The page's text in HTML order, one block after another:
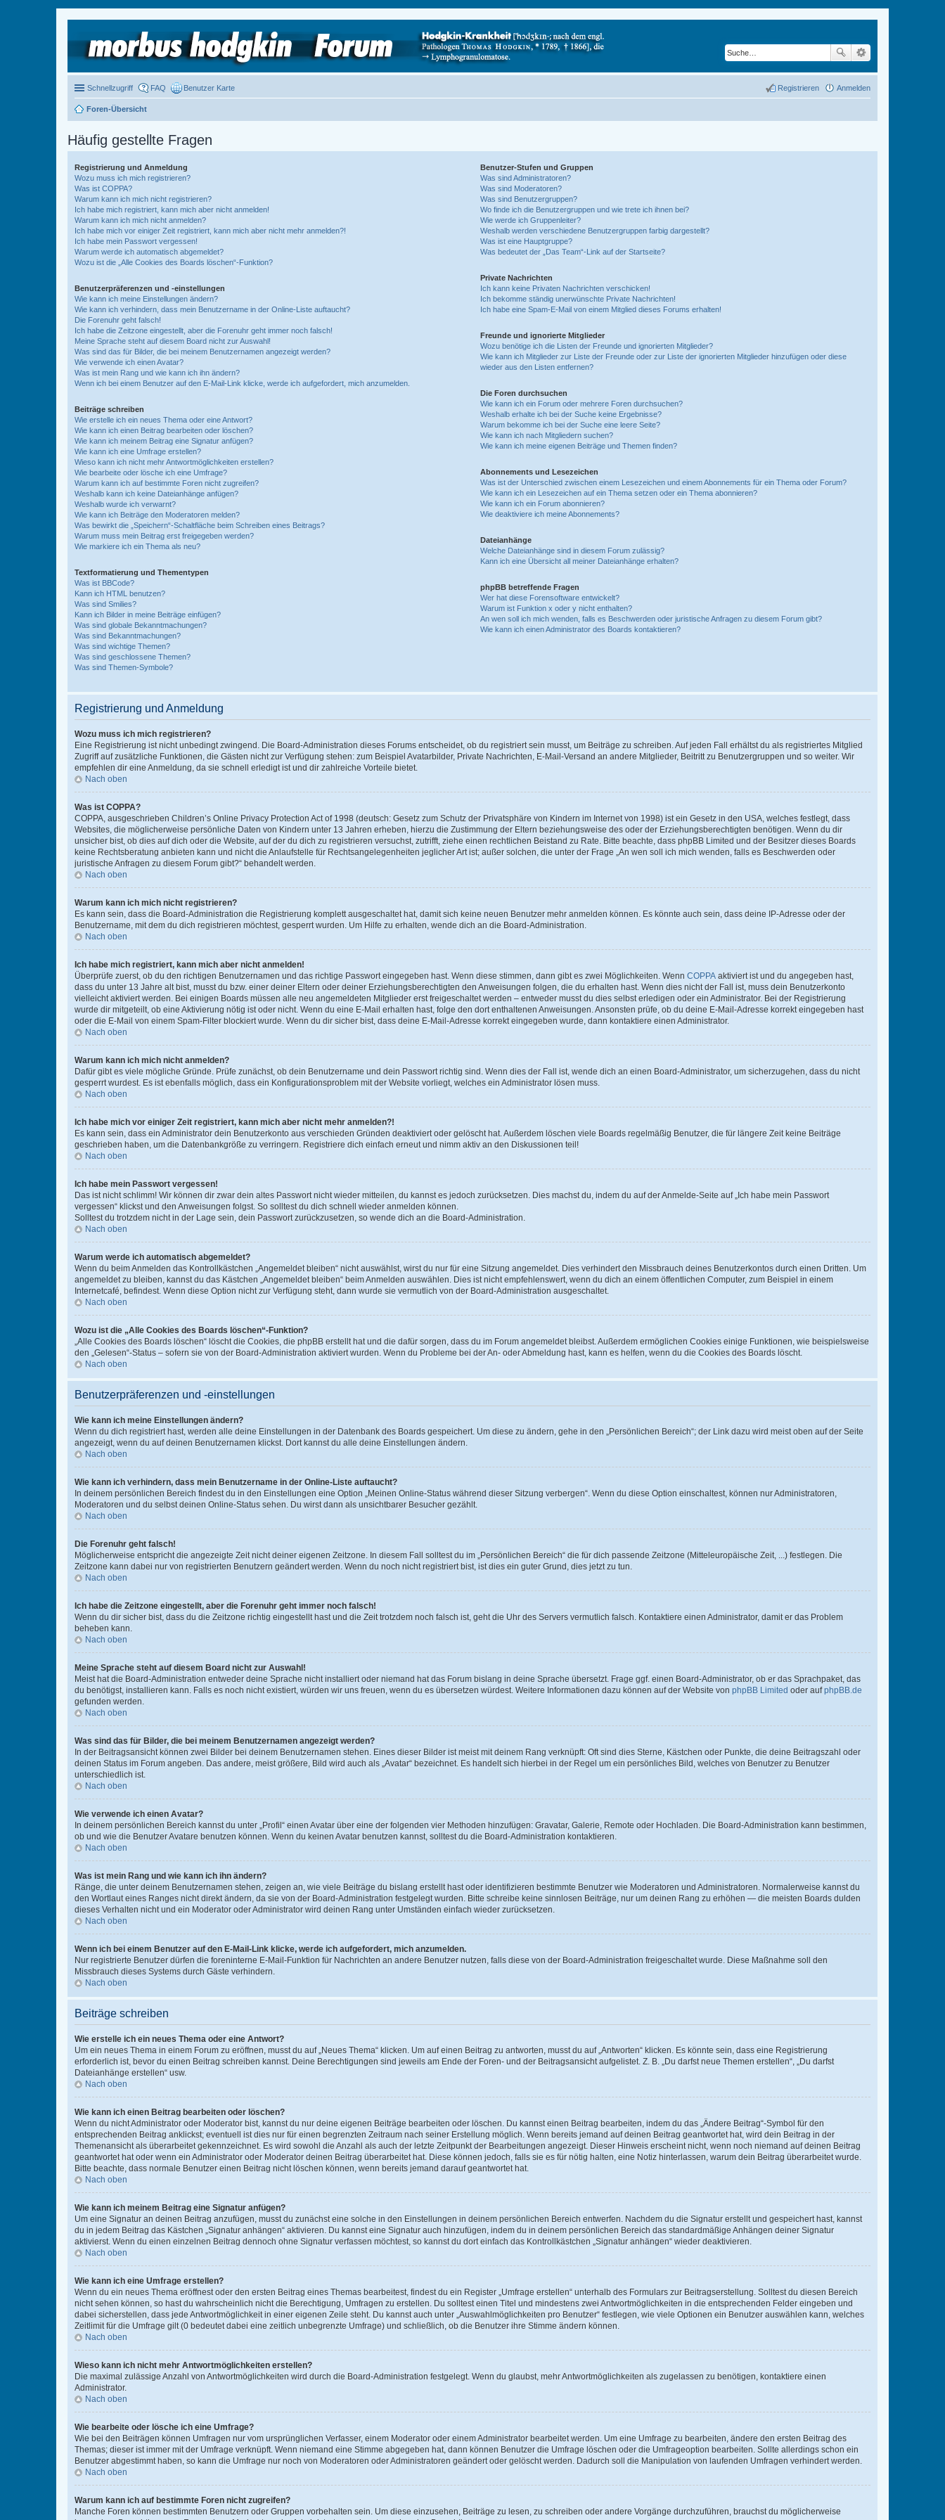
Schnellzugriff FAQ Benutzer Karte Anmelden
Registrieren
Foren-Übersicht
Häufig gestellte Fragen
Registrierung und Anmeldung
Wozu muss ich mich registrieren?
Was ist COPPA?
Warum kann ich mich nicht registrieren?
Ich habe mich registriert, kann mich aber nicht anmelden!
Warum kann ich mich nicht anmelden?
Ich habe mich vor einiger Zeit registriert, kann mich aber nicht mehr anmelden?!
Ich habe mein Passwort vergessen!
Warum werde ich automatisch abgemeldet?
Wozu ist die „Alle Cookies des Boards löschen“-Funktion?
Benutzerpräferenzen und -einstellungen
Wie kann ich meine Einstellungen ändern?
Wie kann ich verhindern, dass mein Benutzername in der Online-Liste auftaucht?
Die Forenuhr geht falsch!
Ich habe die Zeitzone eingestellt, aber die Forenuhr geht immer noch falsch!
Meine Sprache steht auf diesem Board nicht zur Auswahl!
Was sind das für Bilder, die bei meinem Benutzernamen angezeigt werden?
Wie verwende ich einen Avatar?
Was ist mein Rang und wie kann ich ihn ändern?
Wenn ich bei einem Benutzer auf den E-Mail-Link klicke, werde ich aufgefordert, mich anzumelden.
Beiträge schreiben
Wie erstelle ich ein neues Thema oder eine Antwort?
Wie kann ich einen Beitrag bearbeiten oder löschen?
Wie kann ich meinem Beitrag eine Signatur anfügen?
Wie kann ich eine Umfrage erstellen?
Wieso kann ich nicht mehr Antwortmöglichkeiten erstellen?
Wie bearbeite oder lösche ich eine Umfrage?
Warum kann ich auf bestimmte Foren nicht zugreifen?
Weshalb kann ich keine Dateianhänge anfügen?
Weshalb wurde ich verwarnt?
Wie kann ich Beiträge den Moderatoren melden?
Was bewirkt die „Speichern“-Schaltfläche beim Schreiben eines Beitrags?
Warum muss mein Beitrag erst freigegeben werden?
Wie markiere ich ein Thema als neu?
Textformatierung und Thementypen
Was ist BBCode?
Kann ich HTML benutzen?
Was sind Smilies?
Kann ich Bilder in meine Beiträge einfügen?
Was sind globale Bekanntmachungen?
Was sind Bekanntmachungen?
Was sind wichtige Themen?
Was sind geschlossene Themen?
Was sind Themen-Symbole?
Benutzer-Stufen und Gruppen
Was sind Administratoren?
Was sind Moderatoren?
Was sind Benutzergruppen?
Wo finde ich die Benutzergruppen und wie trete ich ihnen bei?
Wie werde ich Gruppenleiter?
Weshalb werden verschiedene Benutzergruppen farbig dargestellt?
Was ist eine Hauptgruppe?
Was bedeutet der „Das Team“-Link auf der Startseite?
Private Nachrichten
Ich kann keine Privaten Nachrichten verschicken!
Ich bekomme ständig unerwünschte Private Nachrichten!
Ich habe eine Spam-E-Mail von einem Mitglied dieses Forums erhalten!
Freunde und ignorierte Mitglieder
Wozu benötige ich die Listen der Freunde und ignorierten Mitglieder?
Wie kann ich Mitglieder zur Liste der Freunde oder zur Liste der ignorierten Mitglieder hinzufügen oder diese
wieder aus den Listen entfernen?
Die Foren durchsuchen
Wie kann ich ein Forum oder mehrere Foren durchsuchen?
Weshalb erhalte ich bei der Suche keine Ergebnisse?
Warum bekomme ich bei der Suche eine leere Seite?
Wie kann ich nach Mitgliedern suchen?
Wie kann ich meine eigenen Beiträge und Themen finden?
Abonnements und Lesezeichen
Was ist der Unterschied zwischen einem Lesezeichen und einem Abonnements für ein Thema oder Forum?
Wie kann ich ein Lesezeichen auf ein Thema setzen oder ein Thema abonnieren?
Wie kann ich ein Forum abonnieren?
Wie deaktiviere ich meine Abonnements?
Dateianhänge
Welche Dateianhänge sind in diesem Forum zulässig?
Kann ich eine Übersicht all meiner Dateianhänge erhalten?
phpBB betreffende Fragen
Wer hat diese Forensoftware entwickelt?
Warum ist Funktion x oder y nicht enthalten?
An wen soll ich mich wenden, falls es Beschwerden oder juristische Anfragen zu diesem Forum gibt?
Wie kann ich einen Administrator des Boards kontaktieren?
Registrierung und Anmeldung
Wozu muss ich mich registrieren?
Eine Registrierung ist nicht unbedingt zwingend. Die Board-Administration dieses Forums entscheidet, ob du registriert sein musst, um Beiträge zu schreiben. Auf jeden Fall erhältst du als registriertes Mitglied
Zugriff auf zusätzliche Funktionen, die Gästen nicht zur Verfügung stehen: zum Beispiel Avatarbilder, Private Nachrichten, E-Mail-Versand an andere Mitglieder, Beitritt zu Benutzergruppen und so weiter. Wir
empfehlen dir eine Anmeldung, da sie schnell erledigt ist und dir zahlreiche Vorteile bietet.
Nach oben
Was ist COPPA?
COPPA, ausgeschrieben Children’s Online Privacy Protection Act of 1998 (deutsch: Gesetz zum Schutz der Privatsphäre von Kindern im Internet von 1998) ist ein Gesetz in den USA, welches festlegt, dass
Websites, die möglicherweise persönliche Daten von Kindern unter 13 Jahren erheben, hierzu die Zustimmung der Eltern beziehungsweise des oder der Erziehungsberechtigten benötigen. Wenn du dir
unsicher bist, ob dies auf dich oder die Website, auf der du dich zu registrieren versuchst, zutrifft, ziehe einen rechtlichen Beistand zu Rate. Bitte beachte, dass phpBB Limited und der Besitzer dieses Boards
keine Rechtsberatung anbieten kann und nicht die Anlaufstelle für Rechtsangelegenheiten jeglicher Art ist; außer solchen, die unter der Frage „An wen soll ich mich wenden, falls es Beschwerden oder
juristische Anfragen zu diesem Forum gibt?“ behandelt werden.
Nach oben
Warum kann ich mich nicht registrieren?
Es kann sein, dass die Board-Administration die Registrierung komplett ausgeschaltet hat, damit sich keine neuen Benutzer mehr anmelden können. Es könnte auch sein, dass deine IP-Adresse oder der
Benutzername, mit dem du dich registrieren möchtest, gesperrt wurden. Um Hilfe zu erhalten, wende dich an die Board-Administration.
Nach oben
Ich habe mich registriert, kann mich aber nicht anmelden!
Überprüfe zuerst, ob du den richtigen Benutzernamen und das richtige Passwort eingegeben hast. Wenn diese stimmen, dann gibt es zwei Möglichkeiten. Wenn COPPA aktiviert ist und du angegeben hast,
dass du unter 13 Jahre alt bist, musst du bzw. einer deiner Eltern oder deiner Erziehungsberechtigten den Anweisungen folgen, die du erhalten hast. Wenn dies nicht der Fall ist, muss dein Benutzerkonto
vielleicht aktiviert werden. Bei einigen Boards müssen alle neu angemeldeten Mitglieder erst freigeschaltet werden – entweder musst du dies selbst erledigen oder ein Administrator. Bei der Registrierung
wurde dir mitgeteilt, ob eine Aktivierung nötig ist oder nicht. Wenn du eine E-Mail erhalten hast, folge den dort enthaltenen Anweisungen. Ansonsten prüfe, ob du deine E-Mail-Adresse korrekt eingegeben hast
oder die E-Mail von einem Spam-Filter blockiert wurde. Wenn du dir sicher bist, dass deine E-Mail-Adresse korrekt eingegeben wurde, dann kontaktiere einen Administrator.
Nach oben
Warum kann ich mich nicht anmelden?
Dafür gibt es viele mögliche Gründe. Prüfe zunächst, ob dein Benutzername und dein Passwort richtig sind. Wenn dies der Fall ist, wende dich an einen Board-Administrator, um sicherzugehen, dass du nicht
gesperrt wurdest. Es ist ebenfalls möglich, dass ein Konfigurationsproblem mit der Website vorliegt, welches ein Administrator lösen muss.
Nach oben
Ich habe mich vor einiger Zeit registriert, kann mich aber nicht mehr anmelden?!
Es kann sein, dass ein Administrator dein Benutzerkonto aus verschieden Gründen deaktiviert oder gelöscht hat. Außerdem löschen viele Boards regelmäßig Benutzer, die für längere Zeit keine Beiträge
geschrieben haben, um die Datenbankgröße zu verringern. Registriere dich einfach erneut und nimm aktiv an den Diskussionen teil!
Nach oben
Ich habe mein Passwort vergessen!
Das ist nicht schlimm! Wir können dir zwar dein altes Passwort nicht wieder mitteilen, du kannst es jedoch zurücksetzen. Dies machst du, indem du auf der Anmelde-Seite auf „Ich habe mein Passwort
vergessen“ klickst und den Anweisungen folgst. So solltest du dich schnell wieder anmelden können.
Solltest du trotzdem nicht in der Lage sein, dein Passwort zurückzusetzen, so wende dich an die Board-Administration.
Nach oben
Warum werde ich automatisch abgemeldet?
Wenn du beim Anmelden das Kontrollkästchen „Angemeldet bleiben“ nicht auswählst, wirst du nur für eine Sitzung angemeldet. Dies verhindert den Missbrauch deines Benutzerkontos durch einen Dritten. Um
angemeldet zu bleiben, kannst du das Kästchen „Angemeldet bleiben“ beim Anmelden auswählen. Dies ist nicht empfehlenswert, wenn du dich an einem öffentlichen Computer, zum Beispiel in einem
Internetcafé, befindest. Wenn diese Option nicht zur Verfügung steht, dann wurde sie vermutlich von der Board-Administration ausgeschaltet.
Nach oben
Wozu ist die „Alle Cookies des Boards löschen“-Funktion?
„Alle Cookies des Boards löschen“ löscht die Cookies, die phpBB erstellt hat und die dafür sorgen, dass du im Forum angemeldet bleibst. Außerdem ermöglichen Cookies einige Funktionen, wie beispielsweise
den „Gelesen“-Status – sofern sie von der Board-Administration aktiviert wurden. Wenn du Probleme bei der An- oder Abmeldung hast, kann es helfen, wenn du die Cookies des Boards löscht.
Nach oben
Benutzerpräferenzen und -einstellungen
Wie kann ich meine Einstellungen ändern?
Wenn du dich registriert hast, werden alle deine Einstellungen in der Datenbank des Boards gespeichert. Um diese zu ändern, gehe in den „Persönlichen Bereich“; der Link dazu wird meist oben auf der Seite
angezeigt, wenn du auf deinen Benutzernamen klickst. Dort kannst du alle deine Einstellungen ändern.
Nach oben
Wie kann ich verhindern, dass mein Benutzername in der Online-Liste auftaucht?
In deinem persönlichen Bereich findest du in den Einstellungen eine Option „Meinen Online-Status während dieser Sitzung verbergen“. Wenn du diese Option einschaltest, können nur Administratoren,
Moderatoren und du selbst deinen Online-Status sehen. Du wirst dann als unsichtbarer Besucher gezählt.
Nach oben
Die Forenuhr geht falsch!
Möglicherweise entspricht die angezeigte Zeit nicht deiner eigenen Zeitzone. In diesem Fall solltest du im „Persönlichen Bereich“ die für dich passende Zeitzone (Mitteleuropäische Zeit, ...) festlegen. Die
Zeitzone kann dabei nur von registrierten Benutzern geändert werden. Wenn du noch nicht registriert bist, ist dies ein guter Grund, dies jetzt zu tun.
Nach oben
Ich habe die Zeitzone eingestellt, aber die Forenuhr geht immer noch falsch!
Wenn du dir sicher bist, dass du die Zeitzone richtig eingestellt hast und die Zeit trotzdem noch falsch ist, geht die Uhr des Servers vermutlich falsch. Kontaktiere einen Administrator, damit er das Problem
beheben kann.
Nach oben
Meine Sprache steht auf diesem Board nicht zur Auswahl!
Meist hat die Board-Administration entweder deine Sprache nicht installiert oder niemand hat das Forum bislang in deine Sprache übersetzt. Frage ggf. einen Board-Administrator, ob er das Sprachpaket, das
du benötigst, installieren kann. Falls es noch nicht existiert, würden wir uns freuen, wenn du es übersetzen würdest. Weitere Informationen dazu können auf der Website von phpBB Limited oder aufphpBB.de
gefunden werden.
Nach oben
Was sind das für Bilder, die bei meinem Benutzernamen angezeigt werden?
In der Beitragsansicht können zwei Bilder bei deinem Benutzernamen stehen. Eines dieser Bilder ist meist mit deinem Rang verknüpft: Oft sind dies Sterne, Kästchen oder Punkte, die deine Beitragszahl oder
deinen Status im Forum angeben. Das andere, meist größere, Bild wird auch als „Avatar“ bezeichnet. Es handelt sich hierbei in der Regel um ein persönliches Bild, welches von Benutzer zu Benutzer
unterschiedlich ist.
Nach oben
Wie verwende ich einen Avatar?
In deinem persönlichen Bereich kannst du unter „Profil“ einen Avatar über eine der folgenden vier Methoden hinzufügen: Gravatar, Galerie, Remote oder Hochladen. Die Board-Administration kann bestimmen,
ob und wie die Benutzer Avatare benutzen können. Wenn du keinen Avatar benutzen kannst, solltest du die Board-Administration kontaktieren.
Nach oben
Was ist mein Rang und wie kann ich ihn ändern?
Ränge, die unter deinem Benutzernamen stehen, zeigen an, wie viele Beiträge du bislang erstellt hast oder identifizieren bestimmte Benutzer wie Moderatoren und Administratoren. Normalerweise kannst du
den Wortlaut eines Ranges nicht direkt ändern, da sie von der Board-Administration festgelegt wurden. Bitte schreibe keine sinnlosen Beiträge, nur um deinen Rang zu erhöhen — die meisten Boards dulden
dieses Verhalten nicht und ein Moderator oder Administrator wird deinen Rang unter Umständen einfach wieder zurücksetzen.
Nach oben
Wenn ich bei einem Benutzer auf den E-Mail-Link klicke, werde ich aufgefordert, mich anzumelden.
Nur registrierte Benutzer dürfen die foreninterne E-Mail-Funktion für Nachrichten an andere Benutzer nutzen, falls diese von der Board-Administration freigeschaltet wurde. Diese Maßnahme soll den
Missbrauch dieses Systems durch Gäste verhindern.
Nach oben
Beiträge schreiben
Wie erstelle ich ein neues Thema oder eine Antwort?
Um ein neues Thema in einem Forum zu eröffnen, musst du auf „Neues Thema“ klicken. Um auf einen Beitrag zu antworten, musst du auf „Antworten“ klicken. Es könnte sein, dass eine Registrierung
erforderlich ist, bevor du einen Beitrag schreiben kannst. Deine Berechtigungen sind jeweils am Ende der Foren- und der Beitragsansicht aufgelistet. Z. B. „Du darfst neue Themen erstellen“, „Du darfst
Dateianhänge erstellen“ usw.
Nach oben
Wie kann ich einen Beitrag bearbeiten oder löschen?
Wenn du nicht Administrator oder Moderator bist, kannst du nur deine eigenen Beiträge bearbeiten oder löschen. Du kannst einen Beitrag bearbeiten, indem du das „Ändere Beitrag“-Symbol für den
entsprechenden Beitrag anklickst; eventuell ist dies nur für einen begrenzten Zeitraum nach seiner Erstellung möglich. Wenn bereits jemand auf deinen Beitrag geantwortet hat, wird dein Beitrag in der
Themenansicht als überarbeitet gekennzeichnet. Es wird sowohl die Anzahl als auch der letzte Zeitpunkt der Bearbeitungen angezeigt. Dieser Hinweis erscheint nicht, wenn noch niemand auf deinen Beitrag
geantwortet hat oder wenn ein Administrator oder Moderator deinen Beitrag überarbeitet hat. Diese können jedoch, falls sie es für nötig halten, eine Notiz hinterlassen, warum dein Beitrag überarbeitet wurde.
Bitte beachte, dass normale Benutzer einen Beitrag nicht löschen können, wenn bereits jemand darauf geantwortet hat.
Nach oben
Wie kann ich meinem Beitrag eine Signatur anfügen?
Um eine Signatur an deinen Beitrag anzufügen, musst du zunächst eine solche in den Einstellungen in deinem persönlichen Bereich entwerfen. Nachdem du die Signatur erstellt und gespeichert hast, kannst
du in jedem Beitrag das Kästchen „Signatur anhängen“ aktivieren. Du kannst eine Signatur auch hinzufügen, indem du in deinem persönlichen Bereich das standardmäßige Anhängen deiner Signatur
aktivierst. Wenn du einen einzelnen Beitrag dennoch ohne Signatur verfassen möchtest, so kannst du dort einfach das Kontrollkästchen „Signatur anhängen“ wieder deaktivieren.
Nach oben
Wie kann ich eine Umfrage erstellen?
Wenn du ein neues Thema eröffnest oder den ersten Beitrag eines Themas bearbeitest, findest du ein Register „Umfrage erstellen“ unterhalb des Formulars zur Beitragserstellung. Solltest du diesen Bereich
nicht sehen können, so hast du wahrscheinlich nicht die Berechtigung, Umfragen zu erstellen. Du solltest einen Titel und mindestens zwei Antwortmöglichkeiten in die entsprechenden Felder eingeben und
dabei sicherstellen, dass jede Antwortmöglichkeit in einer eigenen Zeile steht. Du kannst auch unter „Auswahlmöglichkeiten pro Benutzer“ festlegen, wie viele Optionen ein Benutzer auswählen kann, welches
Zeitlimit für die Umfrage gilt (0 bedeutet dabei eine zeitlich unbegrenzte Umfrage) und schließlich, ob die Benutzer ihre Stimme ändern können.
Nach oben
Wieso kann ich nicht mehr Antwortmöglichkeiten erstellen?
Die maximal zulässige Anzahl von Antwortmöglichkeiten wird durch die Board-Administration festgelegt. Wenn du glaubst, mehr Antwortmöglichkeiten als zugelassen zu benötigen, kontaktiere einen
Administrator.
Nach oben
Wie bearbeite oder lösche ich eine Umfrage?
Wie bei den Beiträgen können Umfragen nur vom ursprünglichen Verfasser, einem Moderator oder einem Administrator bearbeitet werden. Um eine Umfrage zu bearbeiten, ändere den ersten Beitrag des
Themas; dieser ist immer mit der Umfrage verknüpft. Wenn niemand eine Stimme abgegeben hat, dann können Benutzer die Umfrage löschen oder die Umfrageoption bearbeiten. Sollte allerdings schon ein
Benutzer abgestimmt haben, so kann die Umfrage nur noch von Moderatoren oder Administratoren geändert oder gelöscht werden. Dadurch soll die Manipulation von laufenden Umfragen verhindert werden.
Nach oben
Warum kann ich auf bestimmte Foren nicht zugreifen?
Manche Foren können bestimmten Benutzern oder Gruppen vorbehalten sein. Um diese einzusehen, Beiträge zu lesen, zu schreiben oder andere Vorgänge durchzuführen, brauchst du möglicherweise